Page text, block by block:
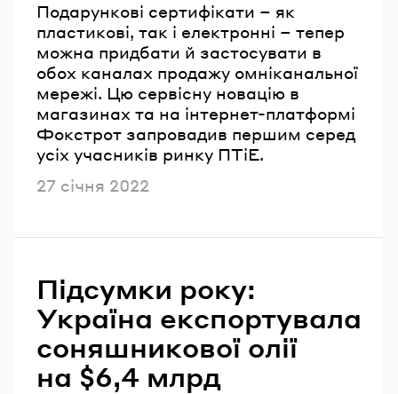
Подарункові сертифікати – як
пластикові, так і електронні – тепер
можна придбати й застосувати в
обох каналах продажу омніканальної
мережі. Цю сервісну новацію в
магазинах та на інтернет-платформі
Фокстрот запровадив першим серед
усіх учасників ринку ПТіЕ.
Опубліковано
27 січня 2022
Підсумки року:
Україна експортувала
соняшникової олії
на $6,4 млрд